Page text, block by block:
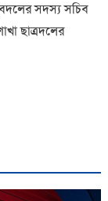
সদস্য সচিব
ছাত্রদলের